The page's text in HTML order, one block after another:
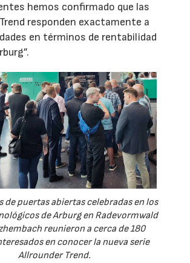
hemos confirmado que las
responden exactamente a
en términos de rentabilidad
de puertas abiertas celebradas en los
de Arburg en Radevormwald
reunieron a cerca de 180
en conocer la nueva serie
Allrounder Trend.